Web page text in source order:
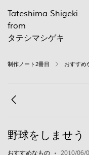
Tateshima Shigeki
from
タテシマシゲキ
制作ノート2冊目 おすすめ
野球をしませう
おすすめなもの 2010/06/